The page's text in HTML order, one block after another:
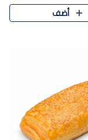
أضف